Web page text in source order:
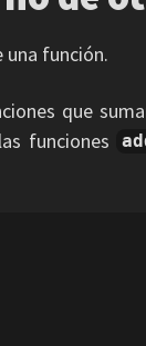
función.
que
funciones